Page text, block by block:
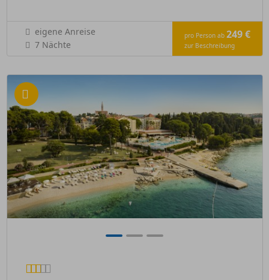
eigene Anreise
7 Nächte
pro Person ab 249 €
zur Beschreibung